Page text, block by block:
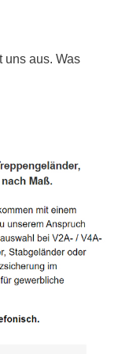
uns aus. Was